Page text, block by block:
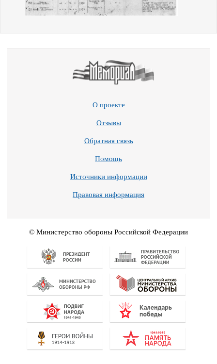
О проекте
Отзывы
Обратная связь
Помощь
Источники информации
Правовая информация
© Министерство обороны Российской Федерации